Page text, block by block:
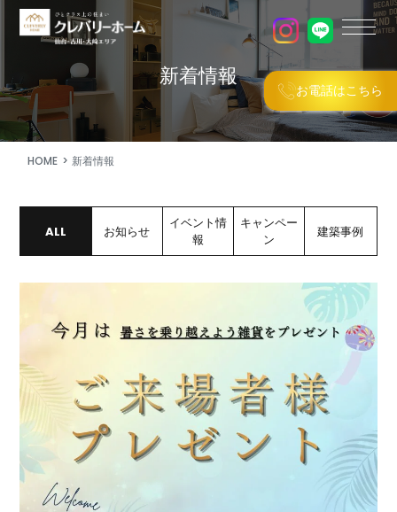
新着情報
HOME 新着情報
ALL お知らせ
イベント情
報
キャンペー
ン
建築事例
お電話はこちら